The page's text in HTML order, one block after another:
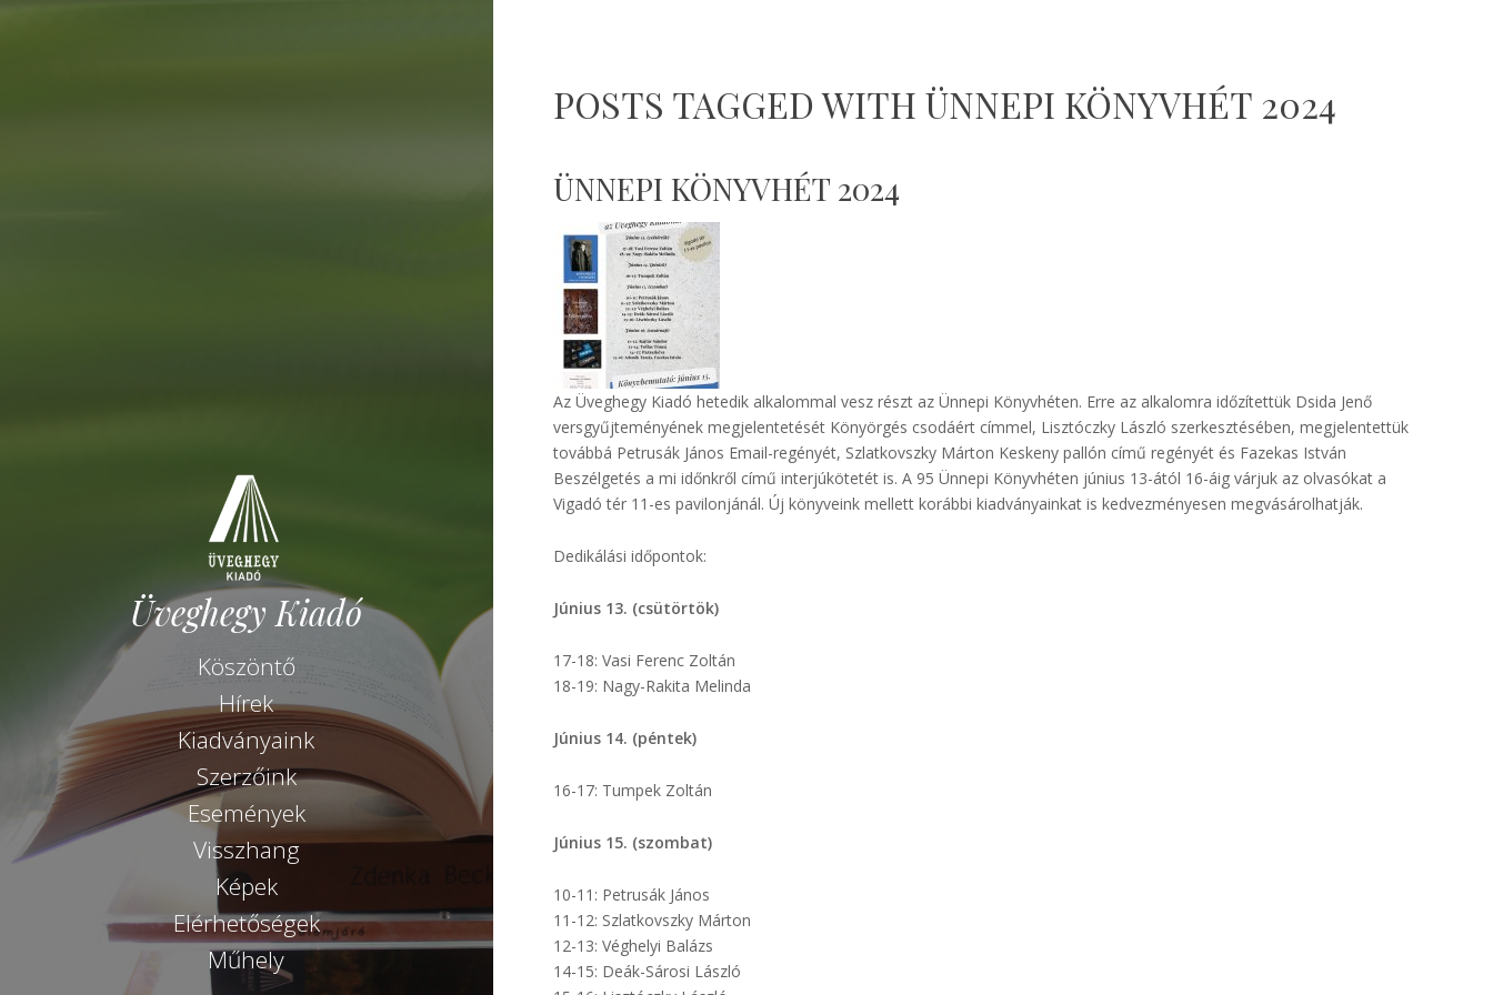
Üveghegy Kiadó
Köszöntő
Hírek
Kiadványaink
Szerzőink
Események
Visszhang
Képek
Elérhetőségek
Műhely
POSTS TAGGED WITH ÜNNEPI KÖNYVHÉT 2024
ÜNNEPI KÖNYVHÉT 2024
Az Üveghegy Kiadó hetedik alkalommal vesz részt az Ünnepi Könyvhéten. Erre az alkalomra időzítettük Dsida Jenő
versgyűjteményének megjelentetését Könyörgés csodáért címmel, Lisztóczky László szerkesztésében, megjelentettük
továbbá Petrusák János Email-regényét, Szlatkovszky Márton Keskeny pallón című regényét és Fazekas István
Beszélgetés a mi időnkről című interjúkötetét is. A 95 Ünnepi Könyvhéten június 13-ától 16-áig várjuk az olvasókat a
Vigadó tér 11-es pavilonjánál. Új könyveink mellett korábbi kiadványainkat is kedvezményesen megvásárolhatják.
Dedikálási időpontok:
Június 13. (csütörtök)
17-18: Vasi Ferenc Zoltán
18-19: Nagy-Rakita Melinda
Június 14. (péntek)
16-17: Tumpek Zoltán
Június 15. (szombat)
10-11: Petrusák János
11-12: Szlatkovszky Márton
12-13: Véghelyi Balázs
14-15: Deák-Sárosi László